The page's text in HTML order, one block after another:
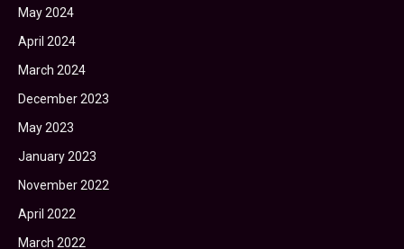
May 2024
April 2024
March 2024
December 2023
May 2023
January 2023
November 2022
April 2022
March 2022